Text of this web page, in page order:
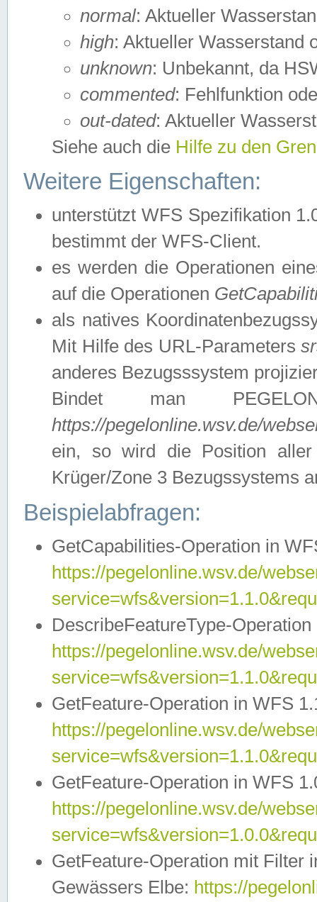
normal: Aktueller
high: Aktueller Wasserstand
unknown: Unbekannt, da
commented: Fehlfunktion
out-dated: Aktueller
Siehe auch die Hilfe zu den
Weitere Eigenschaften:
unterstützt WFS Spezifikation
bestimmt der WFS-Client.
es werden die Operationen
auf die Operationen
als natives
Mit Hilfe des URL-Parameters
anderes Bezugsssystem
Bindet man
https://pegelonline.wsv.de/
ein, so wird die Position
Krüger/Zone 3 Bezugssystems
Beispielabfragen:
GetCapabilities-Operation in
https://pegelonline.wsv.de/
DescribeFeatureType-
https://pegelonline.wsv.de/
GetFeature-Operation in WFS
https://pegelonline.wsv.de/
GetFeature-Operation in WFS
https://pegelonline.wsv.de/
GetFeature-Operation mit Filter
Gewässers Elbe: https://